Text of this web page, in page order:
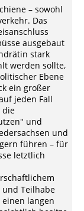
– sowohl
Das
ausgebaut
stark
werden sollte,
Ebene
ein großer
jeden Fall
die
und
und
führen – für
letztlich
und Teilhabe
einen langen